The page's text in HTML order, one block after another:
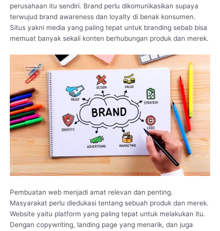
perusahaan itu sendiri. Brand perlu dikomunikasikan supaya
terwujud brand awareness dan loyalty di benak konsumen.
Situs yakni media yang paling tepat untuk branding sebab bisa
memuat banyak sekali konten berhubungan produk dan merek.
Pembuatan web menjadi amat relevan dan penting.
Masyarakat perlu diedukasi tentang sebuah produk dan merek.
Website yaitu platform yang paling tepat untuk melakukan itu.
Dengan copywriting, landing page yang menarik, dan juga